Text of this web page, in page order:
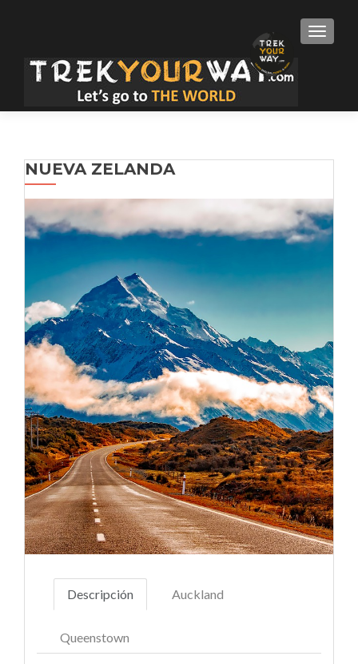
NUEVA ZELANDA
Descripción Auckland
Queenstown